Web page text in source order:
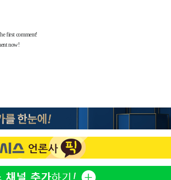
벌 원해"
2
정보석 "황정음 전
었는데…"
3
아이유, 장기하 '별
일상 공개